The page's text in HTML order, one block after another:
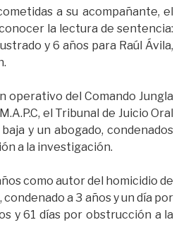
a su acompañante, el
la lectura de sentencia:
y 6 años para Raúl Ávila,
operativo del Comando Jungla
el Tribunal de Juicio Oral
y un abogado, condenados
a la investigación.
como autor del homicidio de
a 3 años y un día por
y 61 días por obstrucción a la